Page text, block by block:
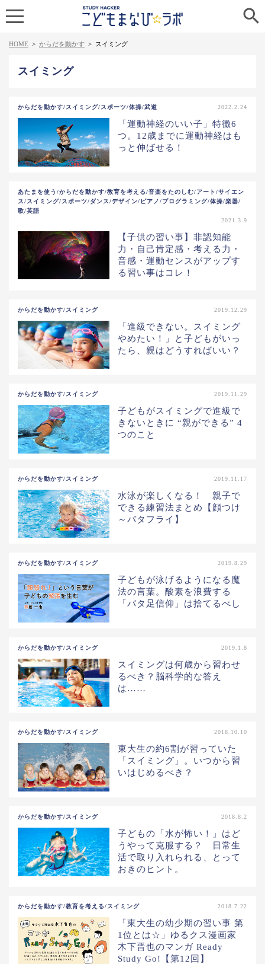

HOME > からだを動かす > スイミング
スイミング
からだを動かす/スイミング/スポーツ/体操/武道 2022.2.24
「運動神経のいい子」特徴6
つ。12歳までに運動神経はも
っと伸ばせる！
あたまを使う/からだを動かす/教育を考える/音楽をたのしむ/アート/サイエン
ス/スイミング/スポーツ/ダンス/デザイン/ピアノ/プログラミング/体操/楽器/
歌/英語
2021.3.9
【子供の習い事】非認知能
力・自己肯定感・考える力・
音感・運動センスがアップす
る習い事はコレ！
からだを動かす/スイミング 2019.12.29
「進級できない。スイミング
やめたい！」と子どもがいっ
たら、親はどうすればいい？
からだを動かす/スイミング 2019.11.29
子どもがスイミングで進級で
きないときに “親ができる” 4
つのこと
からだを動かす/スイミング 2019.11.17
水泳が楽しくなる！ 親子で
できる練習法まとめ【顔つけ
～バタフライ】
からだを動かす/スイミング 2019.8.29
子どもが泳げるようになる魔
法の言葉。酸素を浪費する
「バタ足信仰」は捨てるべし
からだを動かす/スイミング 2019.1.8
スイミングは何歳から習わせ
るべき？脳科学的な答え
は……
からだを動かす/スイミング 2018.10.10
東大生の約6割が習っていた
「スイミング」。いつから習
いはじめるべき？
からだを動かす/スイミング 2018.8.2
子どもの「水が怖い！」はど
うやって克服する？ 日常生
活で取り入れられる、とって
おきのヒント。
からだを動かす/教育を考える/スイミング 2018.7.22
「東大生の幼少期の習い事 第
1位とは☆」ゆるクス漫画家
木下晋也のマンガ Ready
Study Go!【第12回】